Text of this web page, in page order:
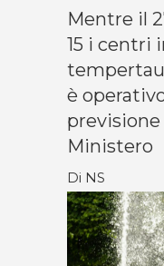
Mentre il
15 i centri
è
Ministero
Di NS